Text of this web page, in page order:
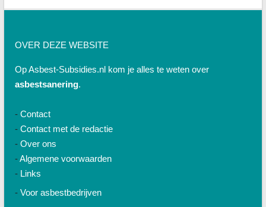
OVER DEZE WEBSITE
Op Asbest-Subsidies.nl kom je alles te weten over
asbestsanering.
- Contact
- Contact met de redactie
- Over ons
-Algemene voorwaarden
- Links
- Voor asbestbedrijven